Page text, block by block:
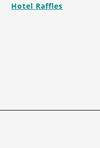
Hotel Raffles